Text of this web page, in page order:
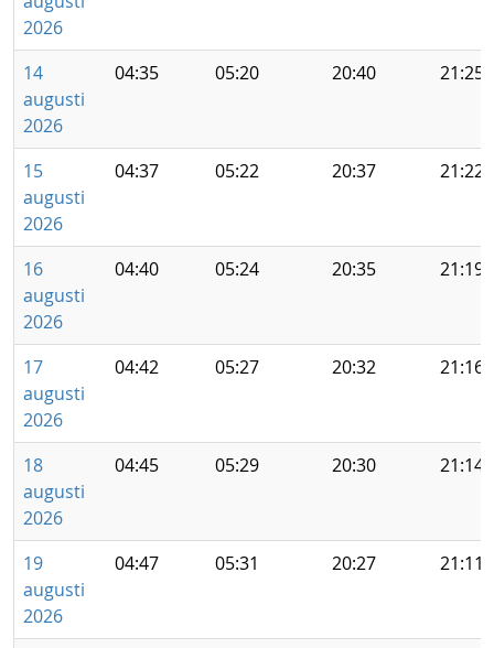
2026
14
augusti
2026
04:35 05:20 20:40 21:25
15
augusti
2026
04:37 05:22 20:37 21:22
16
augusti
2026
04:40 05:24 20:35 21:19
17
augusti
2026
04:42 05:27 20:32 21:16
18
augusti
2026
04:45 05:29 20:30 21:14
19
augusti
2026
04:47 05:31 20:27 21:11